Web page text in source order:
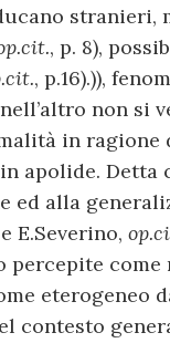
stranieri,
, p. 8),
, p.16).)),
non si
in ragione
apolide. Detta
ed alla
E.Severino,
percepite
eterogeneo
contesto